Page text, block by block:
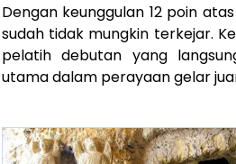
Dengan keunggulan 12 poin
sudah tidak mungkin terkejar.
pelatih debutan yang
utama dalam perayaan gelar